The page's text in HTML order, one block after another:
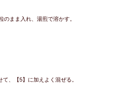
まま入れ、湯煎で溶かす。
、【5】に加えよく混ぜる。